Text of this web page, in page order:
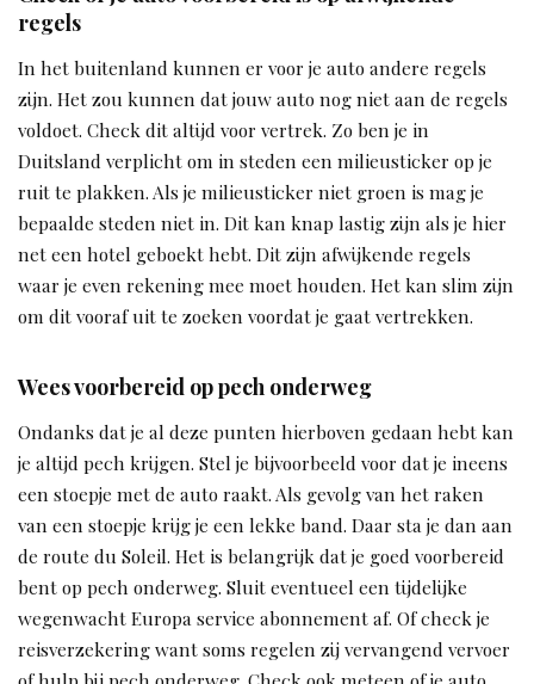
regels
In het buitenland kunnen er voor je auto andere regels
zijn. Het zou kunnen dat jouw auto nog niet aan de regels
voldoet. Check dit altijd voor vertrek. Zo ben je in
Duitsland verplicht om in steden een milieusticker op je
ruit te plakken. Als je milieusticker niet groen is mag je
bepaalde steden niet in. Dit kan knap lastig zijn als je hier
net een hotel geboekt hebt. Dit zijn afwijkende regels
waar je even rekening mee moet houden. Het kan slim zijn
om dit vooraf uit te zoeken voordat je gaat vertrekken.
Wees voorbereid op pech onderweg
Ondanks dat je al deze punten hierboven gedaan hebt kan
je altijd pech krijgen. Stel je bijvoorbeeld voor dat je ineens
een stoepje met de auto raakt. Als gevolg van het raken
van een stoepje krijg je een lekke band. Daar sta je dan aan
de route du Soleil. Het is belangrijk dat je goed voorbereid
bent op pech onderweg. Sluit eventueel een tijdelijke
wegenwacht Europa service abonnement af. Of check je
reisverzekering want soms regelen zij vervangend vervoer